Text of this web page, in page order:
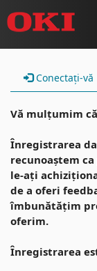
Conectați-vă
Vă mulțumim
Înregistrarea
recunoaștem
le-ați
de a oferi
îmbunătățim
oferim.
Înregistrarea